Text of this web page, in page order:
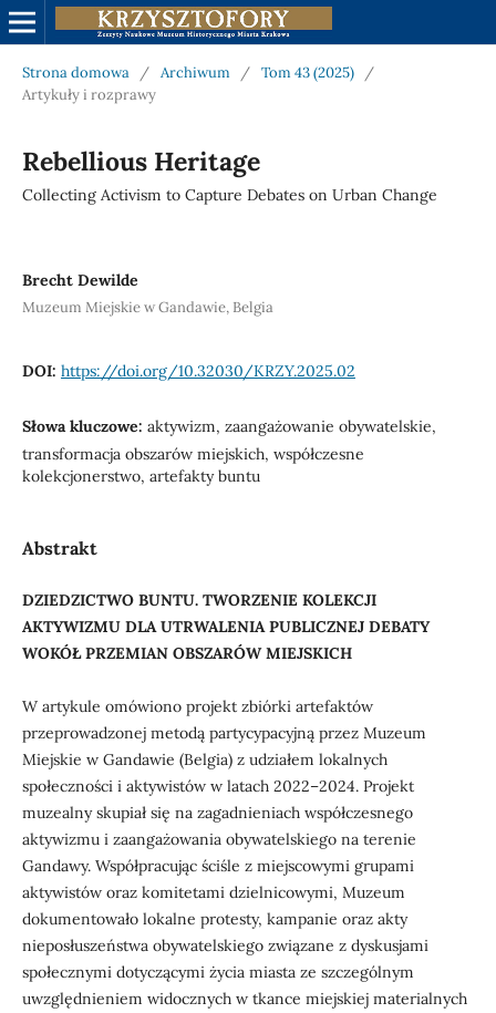
Strona domowa / Archiwum / Tom 43 (2025)
/
Artykuły i rozprawy
Rebellious Heritage
Collecting Activism to Capture Debates on Urban Change
Brecht Dewilde
Muzeum Miejskie w Gandawie, Belgia
DOI: https://doi.org/10.32030/KRZY.2025.02
Słowa kluczowe: aktywizm, zaangażowanie obywatelskie,
transformacja obszarów miejskich, współczesne
kolekcjonerstwo, artefakty buntu
Abstrakt
DZIEDZICTWO BUNTU. TWORZENIE KOLEKCJI
AKTYWIZMU DLA UTRWALENIA PUBLICZNEJ DEBATY
WOKÓŁ PRZEMIAN OBSZARÓW MIEJSKICH
W artykule omówiono projekt zbiórki artefaktów
przeprowadzonej metodą partycypacyjną przez Muzeum
Miejskie w Gandawie (Belgia) z udziałem lokalnych
społeczności i aktywistów w latach 2022–2024. Projekt
muzealny skupiał się na zagadnieniach współczesnego
aktywizmu i zaangażowania obywatelskiego na terenie
Gandawy. Współpracując ściśle z miejscowymi grupami
aktywistów oraz komitetami dzielnicowymi, Muzeum
dokumentowało lokalne protesty, kampanie oraz akty
nieposłuszeństwa obywatelskiego związane z dyskusjami
społecznymi dotyczącymi życia miasta ze szczególnym
uwzględnieniem widocznych w tkance miejskiej materialnych